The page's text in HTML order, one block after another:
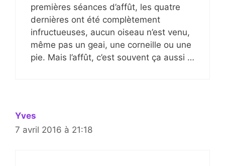
premières séances d’affût, les quatre
dernières ont été complètement
infructueuses, aucun oiseau n’est venu,
même pas un geai, une corneille ou une
pie. Mais l’affût, c’est souvent ça aussi …
Yves
7 avril 2016 à 21:18